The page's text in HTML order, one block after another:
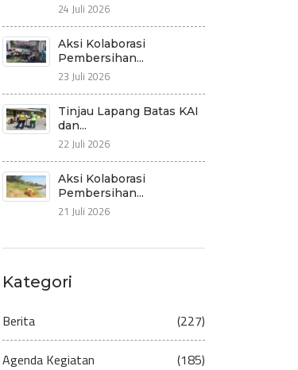
24 Juli 2026
Aksi Kolaborasi
Pembersihan...
23 Juli 2026
Tinjau Lapang Batas KAI
dan...
22 Juli 2026
Aksi Kolaborasi
Pembersihan...
21 Juli 2026
Kategori
Berita (227)
Agenda Kegiatan (185)